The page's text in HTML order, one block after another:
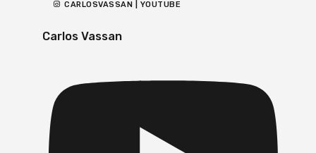
CARLOSVASSAN | YOUTUBE
Carlos Vassan